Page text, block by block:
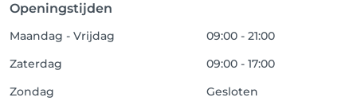
Openingstijden
Maandag - Vrijdag
09:00 - 21:00
Zaterdag
09:00 - 17:00
Zondag
Gesloten